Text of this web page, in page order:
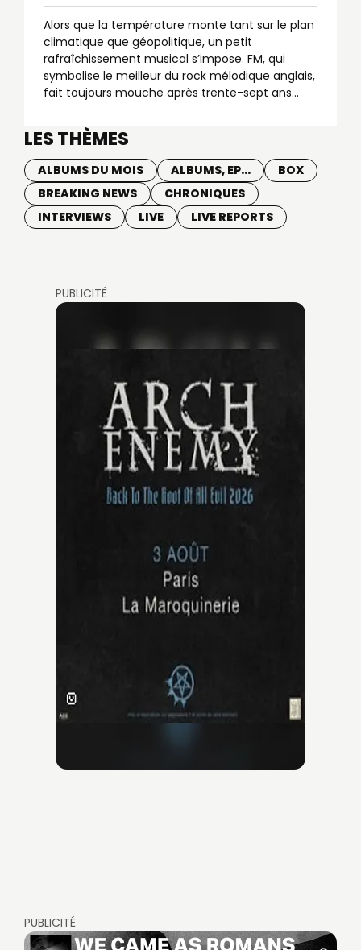
Alors que la température monte tant sur le plan
climatique que géopolitique, un petit
rafraîchissement musical s’impose. FM, qui
symbolise le meilleur du rock mélodique anglais,
fait toujours mouche après trente-sept ans...
LES THÈMES
ALBUMS DU MOIS ALBUMS, EP...
BOX
BREAKING NEWS
CHRONIQUES
INTERVIEWS
LIVE LIVE REPORTS
PUBLICITÉ
PUBLICITÉ